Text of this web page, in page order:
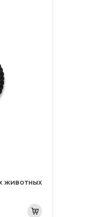
животных